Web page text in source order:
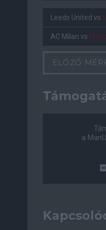
Leeds United vs
AC Milan vs
ELŐZŐ
a